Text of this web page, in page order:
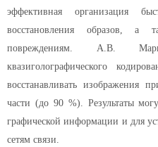
эффективная организация
восстановления образов, а
повреждениям. А.В.
квазиголографического
восстанавливать изображения
части (до 90 %). Результаты
графической информации и для
сетям связи.